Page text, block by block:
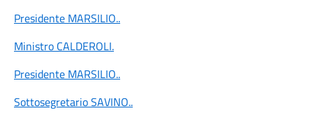
Presidente MARSILIO..
Ministro CALDEROLI.
Presidente MARSILIO..
Sottosegretario SAVINO..